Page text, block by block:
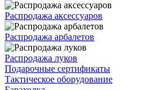
Распродажа аксессуаров
Распродажа арбалетов
Распродажа луков
Подарочные сертификаты
Тактическое оборудование